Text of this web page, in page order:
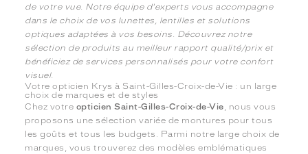
de votre vue. Notre équipe d'experts vous accompagne
dans le choix de vos lunettes, lentilles et solutions
optiques adaptées à vos besoins. Découvrez notre
sélection de produits au meilleur rapport qualité/prix et
bénéficiez de services personnalisés pour votre confort
visuel.
Votre opticien Krys à Saint-Gilles-Croix-de-Vie : un large
choix de marques et de styles
Chez votre opticien Saint-Gilles-Croix-de-Vie, nous vous
proposons une sélection variée de montures pour tous
les goûts et tous les budgets. Parmi notre large choix de
marques, vous trouverez des modèles emblématiques